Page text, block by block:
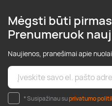
Mėgsti būti
Prenumeruok
Naujienos, pranešimai apie
* Susipažinau suprivatumo